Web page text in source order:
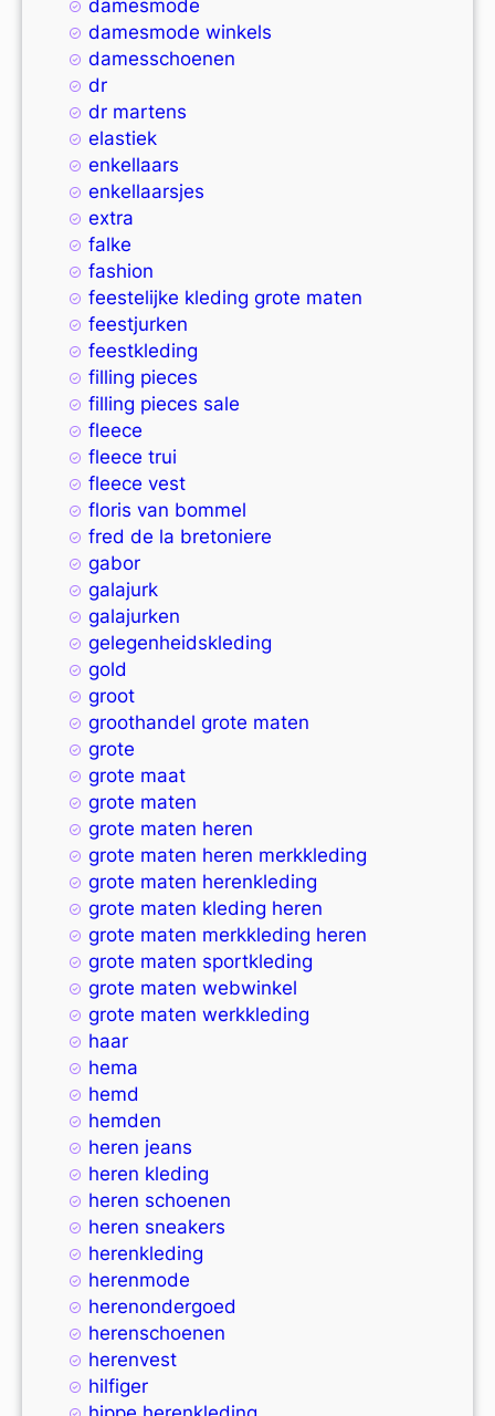
damesmode
damesmode winkels
damesschoenen
dr
dr martens
elastiek
enkellaars
enkellaarsjes
extra
falke
fashion
feestelijke kleding grote maten
feestjurken
feestkleding
filling pieces
filling pieces sale
fleece
fleece trui
fleece vest
floris van bommel
fred de la bretoniere
gabor
galajurk
galajurken
gelegenheidskleding
gold
groot
groothandel grote maten
grote
grote maat
grote maten
grote maten heren
grote maten heren merkkleding
grote maten herenkleding
grote maten kleding heren
grote maten merkkleding heren
grote maten sportkleding
grote maten webwinkel
grote maten werkkleding
haar
hema
hemd
hemden
heren jeans
heren kleding
heren schoenen
heren sneakers
herenkleding
herenmode
herenondergoed
herenschoenen
herenvest
hilfiger